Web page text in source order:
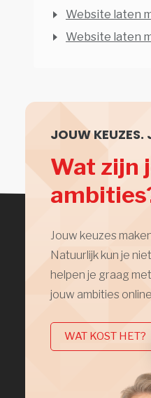
Website laten
Website laten
JOUW KEUZES.
Wat zijn
Jouw keuzes
Natuurlijk kun je
helpen je graag
jouw ambities
WAT KOST HET?